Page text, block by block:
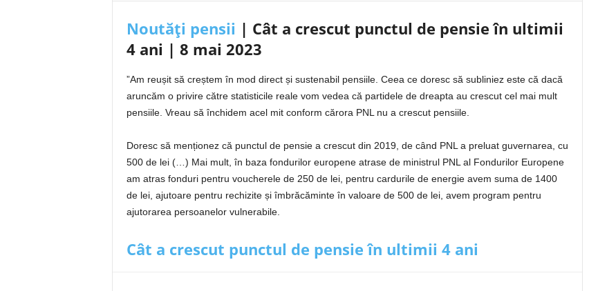
Noutăți pensii | Cât a crescut punctul de pensie în ultimii
4 ani | 8 mai 2023
”Am reușit să creștem în mod direct și sustenabil pensiile. Ceea ce doresc să subliniez este că dacă
aruncăm o privire către statisticile reale vom vedea că partidele de dreapta au crescut cel mai mult
pensiile. Vreau să închidem acel mit conform cărora PNL nu a crescut pensiile.
Doresc să menționez că punctul de pensie a crescut din 2019, de când PNL a preluat guvernarea, cu
500 de lei (…) Mai mult, în baza fondurilor europene atrase de ministrul PNL al Fondurilor Europene
am atras fonduri pentru voucherele de 250 de lei, pentru cardurile de energie avem suma de 1400
de lei, ajutoare pentru rechizite și îmbrăcăminte în valoare de 500 de lei, avem program pentru
ajutorarea persoanelor vulnerabile.
Cât a crescut punctul de pensie în ultimii 4 ani